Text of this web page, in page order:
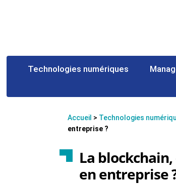
Technologies numériques
Accueil > Technologies
entreprise ?
La
en entreprise